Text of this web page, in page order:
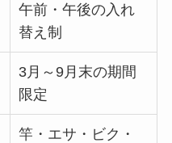
午前・午後の入れ
替え制
3月～9月末の期間
限定
竿・エサ・ビク・